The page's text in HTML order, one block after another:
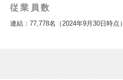
従業員数
連結：77,778名（2024年9月30日時点）